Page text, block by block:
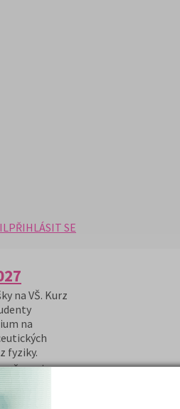
PŘIHLÁSIT SE
na VŠ. Kurz
na
fyziky.
a časopis